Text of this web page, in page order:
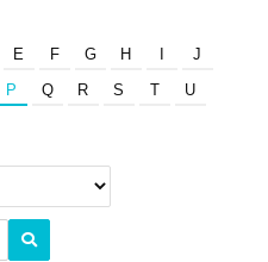
E F G H
J
P Q R S T
U